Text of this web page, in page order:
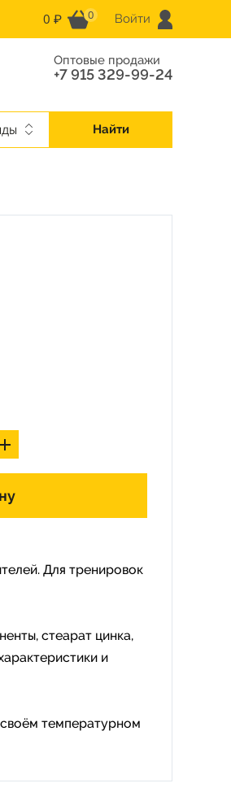
0 ₽ 0 Войти
Оптовые продажи
+7 915 329-99-24
Найти
Для тренировок
стеарат цинка,
и
температурном